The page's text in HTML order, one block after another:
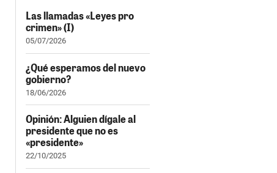
Las llamadas «Leyes pro
crimen» (I)
05/07/2026
¿Qué esperamos del nuevo
gobierno?
18/06/2026
Opinión: Alguien dígale al
presidente que no es
«presidente»
22/10/2025